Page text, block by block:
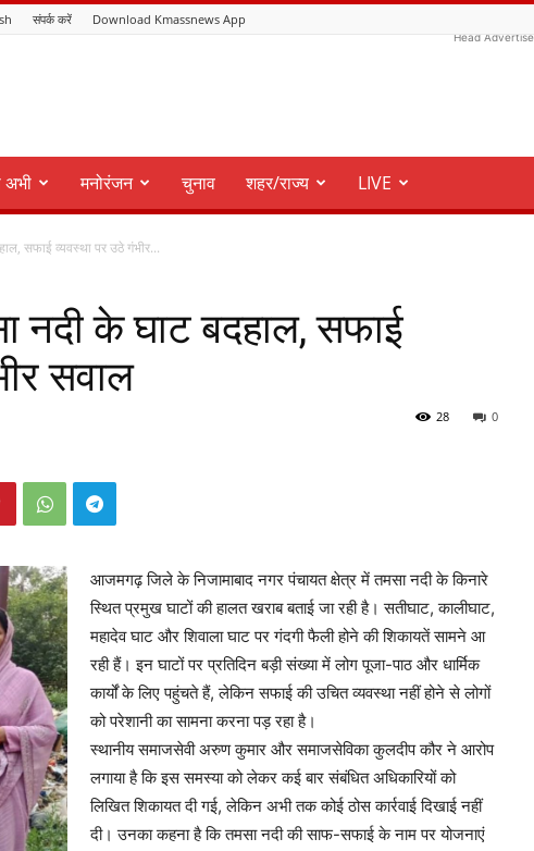
संपर्क करें Download Kmassnews App
Head
मनोरंजन चुनाव शहर/राज्य LIVE
सफाई व्यवस्था पर उठे गंभीर...
नदी के घाट बदहाल, सफाई
सवाल
0
28
आजमगढ़ जिले के निजामाबाद नगर पंचायत क्षेत्र में तमसा नदी के किनारे
स्थित प्रमुख घाटों की हालत खराब बताई जा रही है। सतीघाट, कालीघाट,
महादेव घाट और शिवाला घाट पर गंदगी फैली होने की शिकायतें सामने आ
रही हैं। इन घाटों पर प्रतिदिन बड़ी संख्या में लोग पूजा-पाठ और धार्मिक
कार्यों के लिए पहुंचते हैं, लेकिन सफाई की उचित व्यवस्था नहीं होने से लोगों
को परेशानी का सामना करना पड़ रहा है।
स्थानीय समाजसेवी अरुण कुमार और समाजसेविका कुलदीप कौर ने आरोप
लगाया है कि इस समस्या को लेकर कई बार संबंधित अधिकारियों को
लिखित शिकायत दी गई, लेकिन अभी तक कोई ठोस कार्रवाई दिखाई नहीं
दी। उनका कहना है कि तमसा नदी की साफ-सफाई के नाम पर योजनाएं